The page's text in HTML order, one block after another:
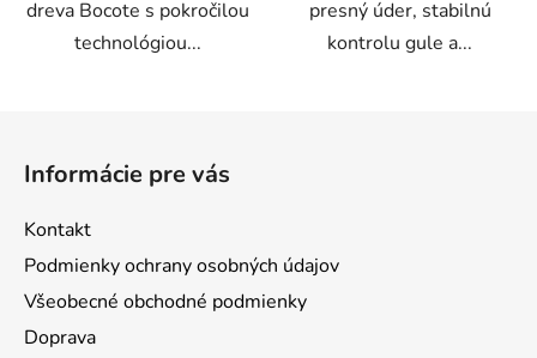
dreva Bocote s pokročilou
technológiou...
presný úder, stabilnú
kontrolu gule a...
Informácie pre vás
Kontakt
Podmienky ochrany osobných údajov
Všeobecné obchodné podmienky
Doprava